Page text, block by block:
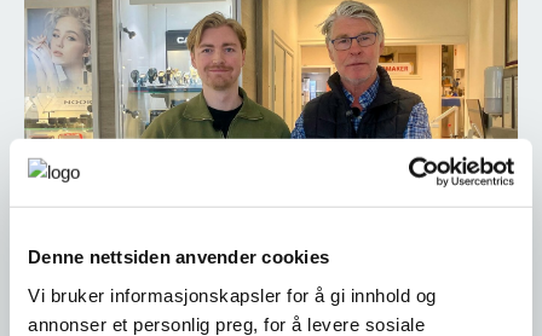
Denne nettsiden anvender cookies
Vi bruker informasjonskapsler for å gi innhold og
annonser et personlig preg, for å levere sosiale
26.02.2025